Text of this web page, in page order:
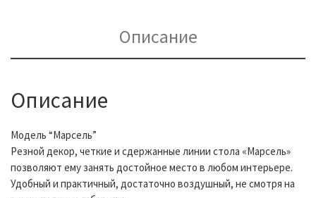
Описание
Описание
Модель “Марсель”
Резной декор, четкие и сдержанные линии стола «Марсель»
позволяют ему занять достойное место в любом интерьере.
Удобный и практичный, достаточно воздушный, не смотря на